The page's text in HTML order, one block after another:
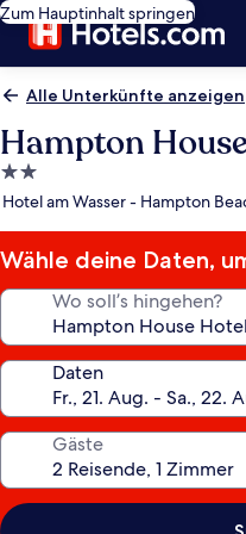
Zum Hauptinhalt springen
Alle Unterkünfte anzeigen
Hampton
2.0-
Sterne-
Hotel am Wasser - Hampton
Wähle deine Daten,
Wo soll’s hingehen?
Daten
Gäste